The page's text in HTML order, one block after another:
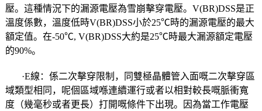
壓。這種情況下的漏源電壓為雪崩擊穿電壓。V(BR)DSS是正
溫度係數，溫度低時V(BR)DSS小於25℃時的漏源電壓的最大
額定值。在-50℃, V(BR)DSS大約是25℃時最大漏源額定電壓
的90%。
·E線：係二次擊穿限制，同雙極晶體管入面嘅二次擊穿區
域類型相同，呢個區域喺連續運行或者以相對較長嘅脈衝寬
度（幾毫秒或者更長）打開嘅條件下出現。因為當工作電壓